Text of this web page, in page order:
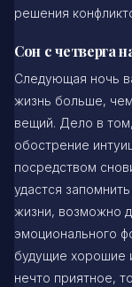
решения
Сон с четверга
Следующая ночь
жизнь больше,
вещий. Дело в
обострение
посредством
удастся
жизни, возможно
эмоционального
будущие хорошие
нечто приятное,